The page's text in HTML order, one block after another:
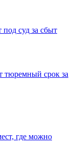
суд за сбыт
тюремный срок за
где можно